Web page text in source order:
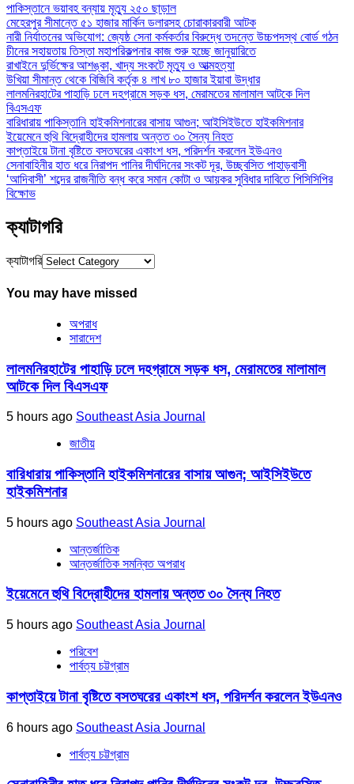
পাকিস্তানে ভয়াবহ বন্যায় মৃত্যু ২৫০ ছাড়াল
মেহেরপুর সীমান্তে ৫১ হাজার মার্কিন ডলারসহ চোরাকারবারী আটক
নারী নির্যাতনের অভিযোগ: জ্যেষ্ঠ সেনা কর্মকর্তার বিরুদ্ধে তদন্তে উচ্চপদস্থ বোর্ড গঠন
চীনের সহায়তায় তিস্তা মহাপরিকল্পনার কাজ শুরু হচ্ছে জানুয়ারিতে
রাখাইনে দুর্ভিক্ষের আশঙ্কা, খাদ্য সংকটে মৃত্যু ও আত্মহত্যা
উখিয়া সীমান্ত থেকে বিজিবি কর্তৃক ৪ লাখ ৮০ হাজার ইয়াবা উদ্ধার
লালমনিরহাটের পাহাড়ি ঢলে দহগ্রামে সড়ক ধস, মেরামতের মালামাল আটকে দিল
বিএসএফ
বারিধারায় পাকিস্তানি হাইকমিশনারের বাসায় আগুন; আইসিইউতে হাইকমিশনার
ইয়েমেনে হুথি বিদ্রোহীদের হামলায় অন্তত ৩০ সৈন্য নিহত
কাপ্তাইয়ে টানা বৃষ্টিতে বসতঘরের একাংশ ধস, পরিদর্শন করলেন ইউএনও
সেনাবাহিনীর হাত ধরে নিরাপদ পানির দীর্ঘদিনের সংকট দূর, উচ্ছ্বসিত পাহাড়বাসী
‘আদিবাসী’ শব্দের রাজনীতি বন্ধ করে সমান কোটা ও আয়কর সুবিধার দাবিতে পিসিসিপির
বিক্ষোভ
ক্যাটাগরি
ক্যাটাগরি
You may have missed
অপরাধ
সারাদেশ
লালমনিরহাটের পাহাড়ি ঢলে দহগ্রামে সড়ক ধস, মেরামতের মালামাল
আটকে দিল বিএসএফ
5 hours ago Southeast Asia Journal
জাতীয়
বারিধারায় পাকিস্তানি হাইকমিশনারের বাসায় আগুন; আইসিইউতে
হাইকমিশনার
5 hours ago Southeast Asia Journal
আন্তর্জাতিক
আন্তর্জাতিক সমন্বিত অপরাধ
ইয়েমেনে হুথি বিদ্রোহীদের হামলায় অন্তত ৩০ সৈন্য নিহত
5 hours ago Southeast Asia Journal
পরিবেশ
পার্বত্য চট্টগ্রাম
কাপ্তাইয়ে টানা বৃষ্টিতে বসতঘরের একাংশ ধস, পরিদর্শন করলেন ইউএনও
6 hours ago Southeast Asia Journal
পার্বত্য চট্টগ্রাম